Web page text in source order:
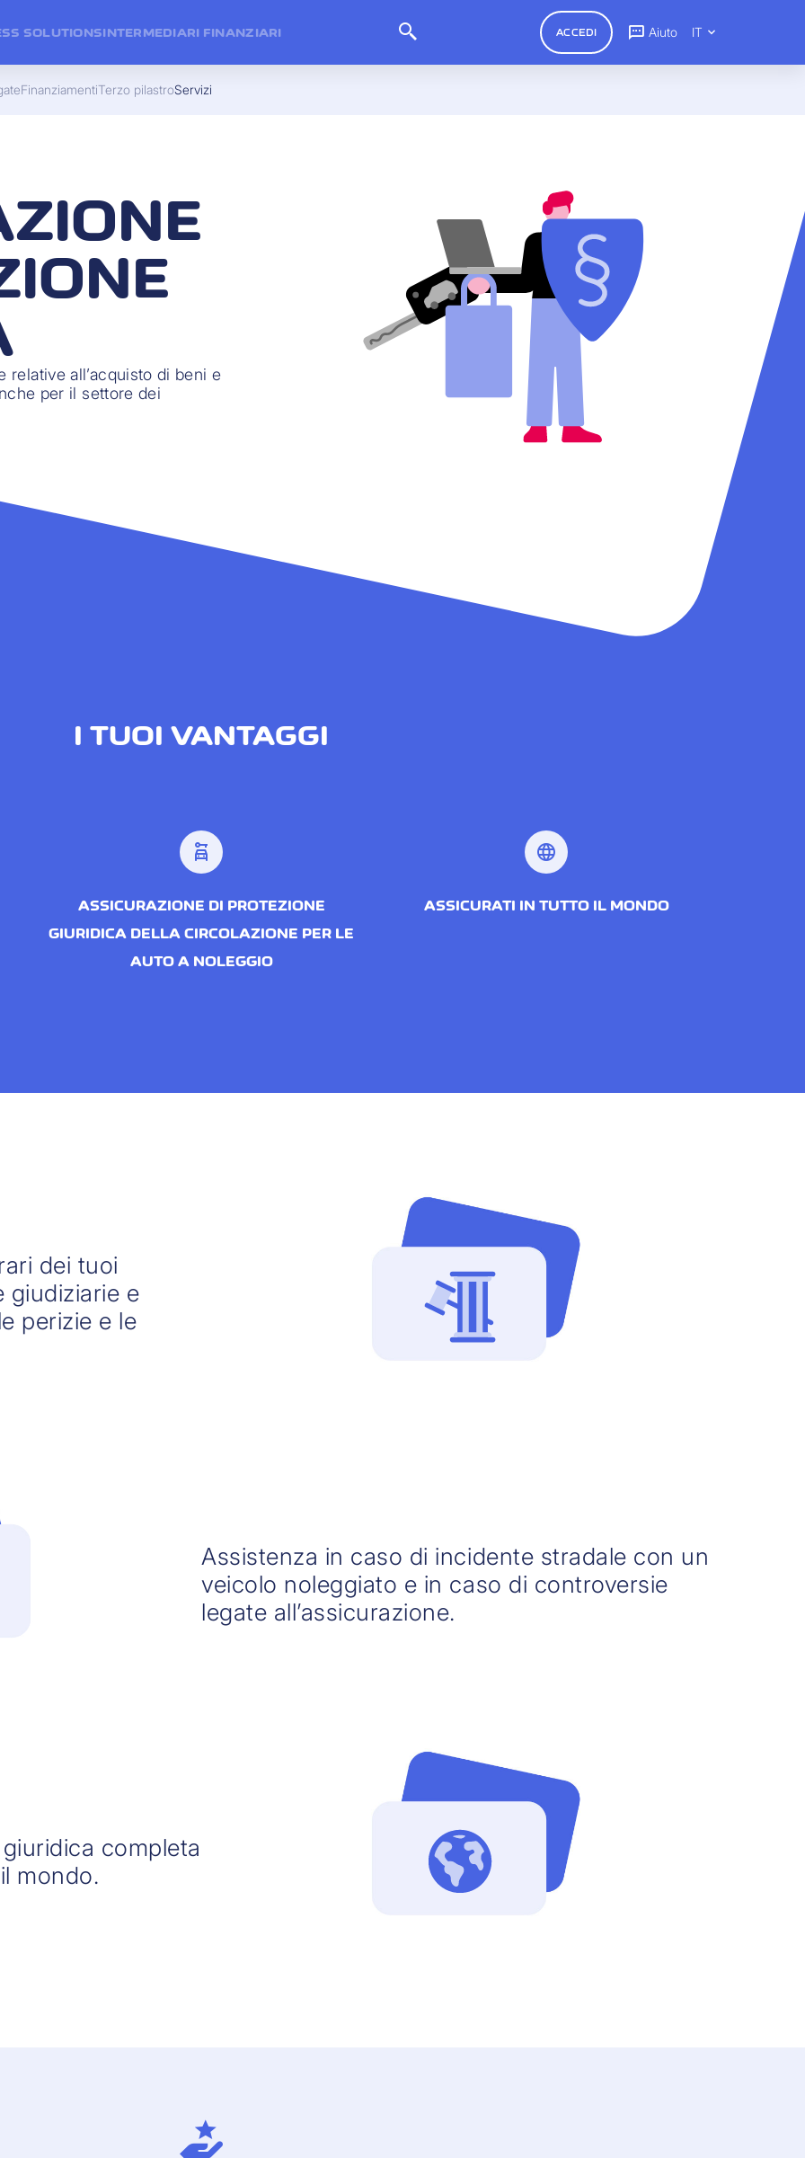
all’acquisto di beni e
per il settore dei
I TUOI VANTAGGI
car_rental
ASSICURAZIONE DI PROTEZIONE
GIURIDICA DELLA CIRCOLAZIONE PER LE
AUTO A NOLEGGIO
language
ASSICURATI IN TUTTO IL MONDO
dei tuoi
giudiziarie e
perizie e le
Assistenza in caso di incidente stradale con un
veicolo noleggiato e in caso di controversie
legate all’assicurazione.
completa
mondo.
FinanziamentiTerzo pilastroServizi
SOLUTIONSINTERMEDIARI FINANZIARI ACCEDI Aiuto IT